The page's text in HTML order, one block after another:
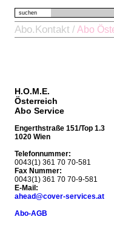
suchen
Abo.Kontakt / Abo
H.O.M.E.
Österreich
Abo Service
Engerthstraße 151/Top 1.3
1020 Wien
Telefonnummer:
0043(1) 361 70 70-581
Fax Nummer:
0043(1) 361 70 70-9-581
E-Mail:
ahead@cover-services.at
Abo-AGB